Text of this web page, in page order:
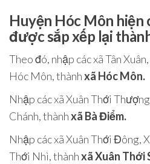
Huyện Hóc Môn hiện
được sắp xếp lại
Theo đó, nhập các xã Tân
Hóc Môn, thànhxã Hóc Môn.
Nhập các xã Xuân Thới
Chánh, thànhxã Bà Điểm.
Nhập các xã Xuân Thới Đông,
Thới Nhì, thànhxã Xuân Thới